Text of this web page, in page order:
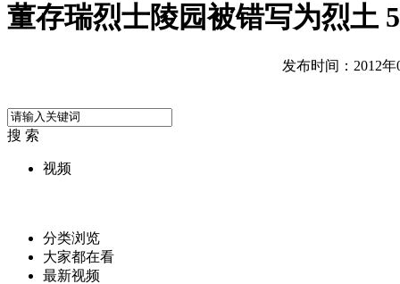
董存瑞烈士陵园被错写为烈土
发布时间：2012年
搜 索
视频
分类浏览
大家都在看
最新视频